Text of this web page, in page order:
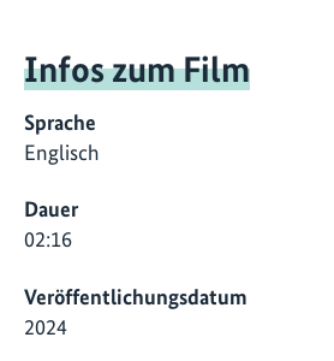
Infos zum Film
Sprache
Englisch
Dauer
02:16
Veröffentlichungsdatum
2024